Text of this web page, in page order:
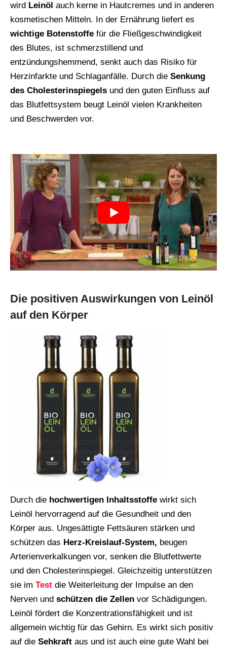
wird Leinöl auch kerne in Hautcremes und in anderen
kosmetischen Mitteln. In der Ernährung liefert es
wichtige Botenstoffe für die Fließgeschwindigkeit
des Blutes, ist schmerzstillend und
entzündungshemmend, senkt auch das Risiko für
Herzinfarkte und Schlaganfälle. Durch die Senkung
des Cholesterinspiegels und den guten Einfluss auf
das Blutfettsystem beugt Leinöl vielen Krankheiten
und Beschwerden vor.
Die positiven Auswirkungen von Leinöl
auf den Körper
Durch die hochwertigen Inhaltsstoffe wirkt sich
Leinöl hervorragend auf die Gesundheit und den
Körper aus. Ungesättigte Fettsäuren stärken und
schützen das Herz-Kreislauf-System, beugen
Arterienverkalkungen vor, senken die Blutfettwerte
und den Cholesterinspiegel. Gleichzeitig unterstützen
sie im Test die Weiterleitung der Impulse an den
Nerven und schützen die Zellen vor Schädigungen.
Leinöl fördert die Konzentrationsfähigkeit und ist
allgemein wichtig für das Gehirn. Es wirkt sich positiv
auf die Sehkraft aus und ist auch eine gute Wahl bei